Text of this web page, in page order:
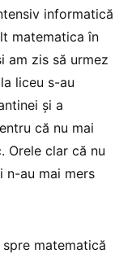
informatică
matematica în
am zis să urmez
liceu s-au
și a
că nu mai
Orele clar că nu
n-au mai mers
matematică